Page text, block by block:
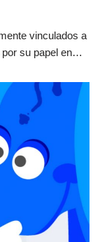
vinculados a
su papel en…